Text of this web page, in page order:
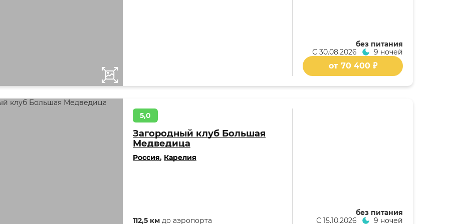
без питания
С 30.08.2026 9 ночей
от 70 400 ₽
5,0
Загородный клуб Большая
Медведица
Россия, Карелия
112,5 км до аэропорта
без питания
С 15.10.2026 9 ночей